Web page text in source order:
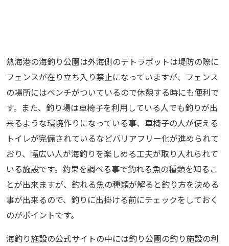
熱海港の海釣り公園は外海側のテトラポットは堤防の際に
フェンスが在り立ち入り禁止になっていますが、フェンス
の場所にはベンチがついているので休憩する時にも便利で
す。また、釣り場は車椅子を利用している人でも釣りが出
来るような環境作りになっている事、車椅子の人が使える
トイレが完備されているなどバリアフリー化が進められて
おり、幅広い人が海釣りを楽しめる工夫が取り入れられて
いる施設です。釣果を調べる事で釣れる魚の種類を知るこ
とが出来ますが、釣れる魚の種類が解ると釣り方を決める
事が出来るので、釣りに出掛ける前にチェックをしておく
のがポイントです。
海釣り施設の公式サイトの中には釣り公園の釣り施設の利